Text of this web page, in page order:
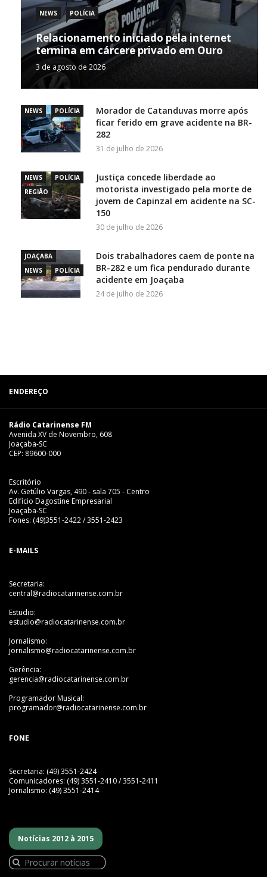
NEWS POLÍCIA
Relacionamento iniciado pela internet
termina em cárcere privado em Ouro
3 de agosto de 2026
NEWS POLÍCIA
Morador de Catanduvas morre após
ficar ferido em grave acidente na BR-
282
31 de julho de 2026
NEWS
POLÍCIA
REGIÃO
Justiça concede liberdade ao
motorista investigado pela morte de
jovem de Capinzal em acidente na SC-
150
30 de julho de 2026
JOAÇABA
NEWS
POLÍCIA
Dois trabalhadores caem de ponte na
BR-282 e um fica pendurado durante
acidente em Joaçaba
24 de julho de 2026
ENDEREÇO
Rádio Catarinense FM
Avenida XV de Novembro, 608
Joaçaba-SC
CEP: 89600-000
Escritório
Av. Getúlio Vargas, 490 - sala 705 - Centro
Edifício Dagostine Empresarial
Joaçaba-SC
Fones: (49)3551-2422 / 3551-2423
E-MAILS
Secretaria:
central@radiocatarinense.com.br
Estudio:
estudio@radiocatarinense.com.br
Jornalismo:
jornalismo@radiocatarinense.com.br
Gerência:
gerencia@radiocatarinense.com.br
Programador Musical:
programador@radiocatarinense.com.br
FONE
Secretaria: (49) 3551-2424
Comunicadores: (49) 3551-2410 / 3551-2411
Jornalismo: (49) 3551-2414
Notícias 2012 à 2015